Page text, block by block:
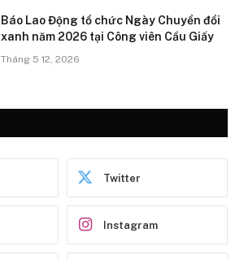
Báo Lao Động tổ chức Ngày Chuyển đổi
xanh năm 2026 tại Công viên Cầu Giấy
Tháng 5 12, 2026
Twitter
Instagram